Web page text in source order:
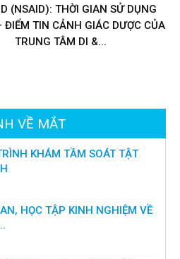
(NSAID): THỜI GIAN SỬ DỤNG
ĐIỂM TIN CẢNH GIÁC DƯỢC CỦA
TRUNG TÂM DI &...
VỀ MẮT
KHÁM TẦM SOÁT TẬT
HỌC TẬP KINH NGHIỆM VỀ